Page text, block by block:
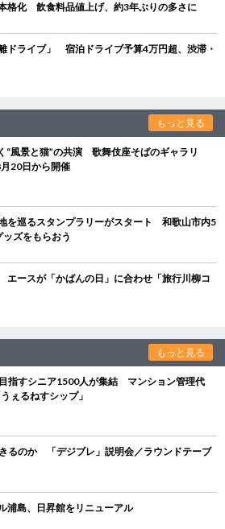
格化 飲食料品値上げ、約3年ぶりの多さに
ドライブ」 宿泊ドライブ予算4万円超、渋滞・
もっと見る
“風景と猫”の共演 歌舞伎座そばのギャラリ
20日から開催
を巡るスタンプラリーがスタート 和歌山市内5
ズをもらおう
ースが「かばんの日」に合わせ「旅行川柳コ
もっと見る
目指すシニア1500人が集結 マンション管理代
ぇるねすシップ」
るのか 「デジブレ」説明会／ラウンドテーブ
島、日昇館をリニューアル